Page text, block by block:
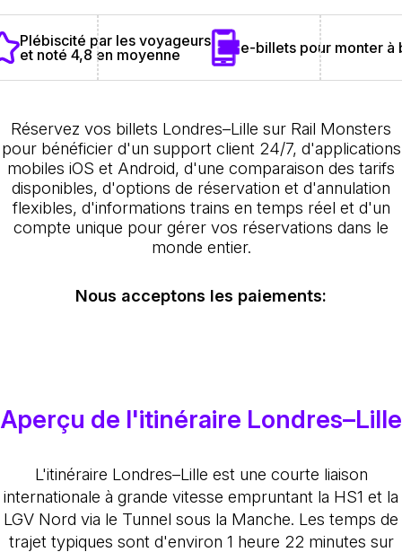
Plébiscité par les voyageurs
et noté 4,8 en moyenne
e-billets pour monter à
Réservez vos billets Londres–Lille sur Rail Monsters
pour bénéficier d'un support client 24/7, d'applications
mobiles iOS et Android, d'une comparaison des tarifs
disponibles, d'options de réservation et d'annulation
flexibles, d'informations trains en temps réel et d'un
compte unique pour gérer vos réservations dans le
monde entier.
Nous acceptons les paiements:
Aperçu de l'itinéraire Londres–Lille
L'itinéraire Londres–Lille est une courte liaison
internationale à grande vitesse empruntant la HS1 et la
LGV Nord via le Tunnel sous la Manche. Les temps de
trajet typiques sont d'environ 1 heure 22 minutes sur